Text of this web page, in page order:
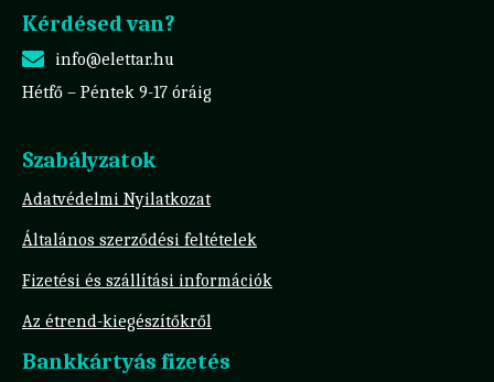
Kérdésed van?
info@elettar.hu
Hétfő – Péntek 9-17 óráig
Szabályzatok
Adatvédelmi Nyilatkozat
Általános szerződési feltételek
Fizetési és szállítási információk
Az étrend-kiegészítőkről
Bankkártyás fizetés